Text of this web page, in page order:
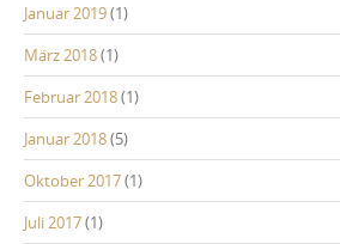
Januar 2019(1)
März 2018(1)
Februar 2018(1)
Januar 2018(5)
Oktober 2017(1)
Juli 2017(1)